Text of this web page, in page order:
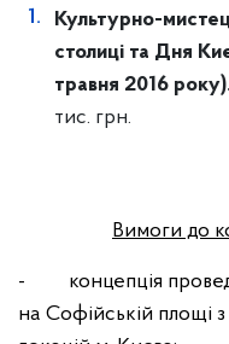
Культурно-
столиці та Дня
травня 2016
тис. грн.
Вимоги до
- концепція
на Софійській площі